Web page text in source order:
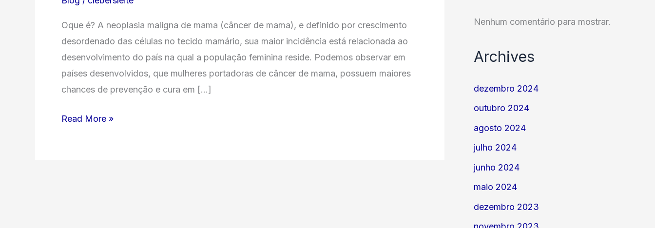
Oque é? A neoplasia maligna de mama (câncer de mama), e definido por crescimento
desordenado das células no tecido mamário, sua maior incidência está relacionada ao
desenvolvimento do país na qual a população feminina reside. Podemos observar em
países desenvolvidos, que mulheres portadoras de câncer de mama, possuem maiores
chances de prevenção e cura em […]
Read More »
Nenhum comentário para mostrar.
Archives
dezembro 2024
outubro 2024
agosto 2024
julho 2024
junho 2024
maio 2024
dezembro 2023